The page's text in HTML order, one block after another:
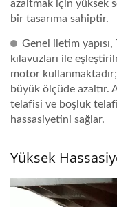
azaltmak için yüksek
bir tasarıma sahiptir.
Genel iletim
kılavuzları ile
motor
büyük ölçüde azaltır.
telafisi ve boşluk
hassasiyetini sağlar.
Yüksek